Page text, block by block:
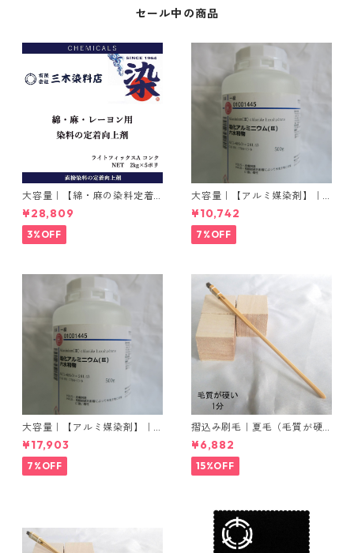
セール中の商品
大容量｜【綿・麻の染料定着
向上剤】｜2kg×5本｜ライト
フィックスAコンク
¥28,809
3%OFF
大容量｜【アルミ媒染剤】｜5
00g−3本入り｜塩化アルミニ
ウム
¥10,742
7%OFF
大容量｜【アルミ媒染剤】｜5
00g−5本入り｜塩化アルミニ
ウム
¥17,903
7%OFF
摺込み刷毛｜夏毛（毛質が硬
い）1分｜16本入り＊1セット
¥6,882
15%OFF